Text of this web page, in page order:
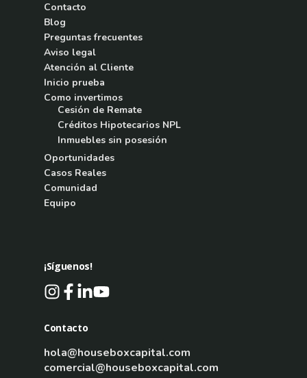
Contacto
Blog
Preguntas frecuentes
Aviso legal
Atención al Cliente
Inicio prueba
Como invertimos
Cesión de Remate
Créditos Hipotecarios NPL
Inmuebles sin posesión
Oportunidades
Casos Reales
Comunidad
Equipo
¡Síguenos!
Contacto
hola@houseboxcapital.com
comercial@houseboxcapital.com